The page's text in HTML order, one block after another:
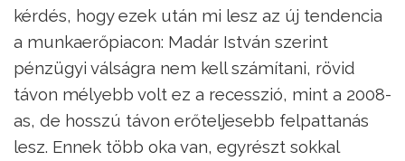
kérdés, hogy ezek után mi lesz az új tendencia
a munkaerőpiacon: Madár István szerint
pénzügyi válságra nem kell számítani, rövid
távon mélyebb volt ez a recesszió, mint a 2008-
as, de hosszú távon erőteljesebb felpattanás
lesz. Ennek több oka van, egyrészt sokkal